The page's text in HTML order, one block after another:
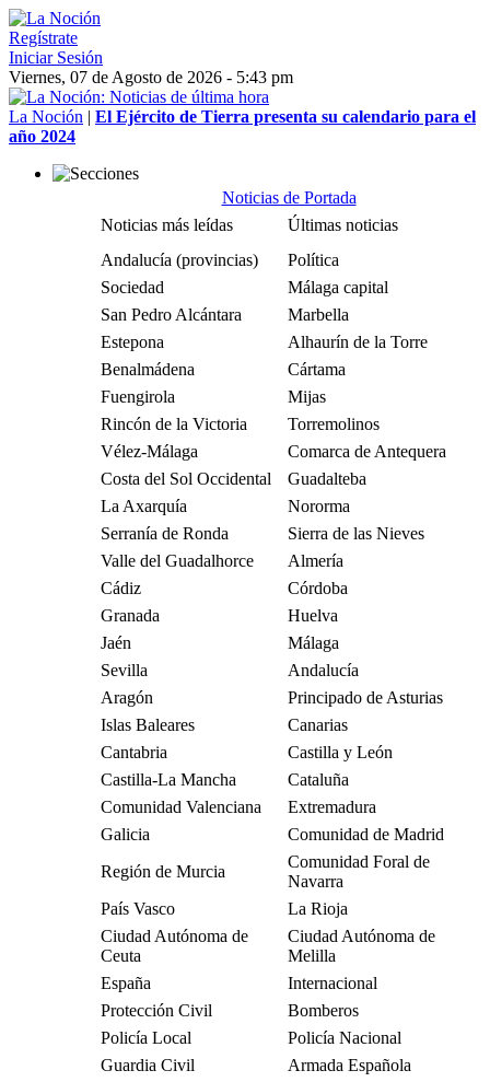
Regístrate
Iniciar Sesión
Viernes, 07 de Agosto de 2026 - 5:43 pm
La Noción | El Ejército de Tierra presenta su calendario para el
año 2024
Noticias de Portada
Noticias más leídas
Últimas noticias
Andalucía (provincias)
Política
Sociedad
Málaga capital
San Pedro Alcántara
Marbella
Estepona
Alhaurín de la Torre
Benalmádena
Cártama
Fuengirola
Mijas
Rincón de la Victoria
Torremolinos
Vélez-Málaga
Comarca de Antequera
Costa del Sol Occidental
Guadalteba
La Axarquía
Nororma
Serranía de Ronda
Sierra de las Nieves
Valle del Guadalhorce
Almería
Cádiz
Córdoba
Granada
Huelva
Jaén
Málaga
Sevilla
Andalucía
Aragón
Principado de Asturias
Islas Baleares
Canarias
Cantabria
Castilla y León
Castilla-La Mancha
Cataluña
Comunidad Valenciana
Extremadura
Galicia
Comunidad de Madrid
Región de Murcia
Comunidad Foral de
Navarra
País Vasco
La Rioja
Ciudad Autónoma de
Ceuta
Ciudad Autónoma de
Melilla
España
Internacional
Protección Civil
Bomberos
Policía Local
Policía Nacional
Guardia Civil
Armada Española